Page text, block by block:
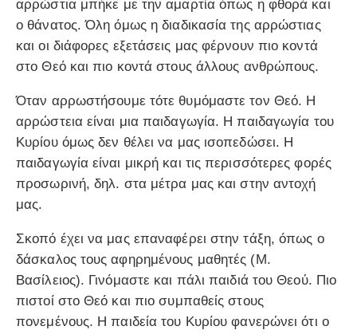
αρρώστια μπήκε με την αμαρτία όπως η φθορά και
ο θάνατος. Όλη όμως η διαδικασία της αρρώστιας
και οι διάφορες εξετάσεις μας φέρνουν πιο κοντά
στο Θεό και πιο κοντά στους άλλους ανθρώπους.
Όταν αρρωστήσουμε τότε θυμόμαστε τον Θεό. Η
αρρώστεια είναι μια παιδαγωγία. Η παιδαγωγία του
Κυρίου όμως δεν θέλει να μας ισοπεδώσει. Η
παιδαγωγία είναι μικρή και τις περισσότερες φορές
προσωρινή, δηλ. στα μέτρα μας και στην αντοχή
μας.
Σκοπό έχει να μας επαναφέρει στην τάξη, όπως ο
δάσκαλος τους αφηρημένους μαθητές (Μ.
Βασίλειος). Γινόμαστε και πάλι παιδιά του Θεού. Πιο
πιστοί στο Θεό και πιο συμπαθείς στους
πονεμένους. Η παιδεία του Κυρίου φανερώνει ότι ο